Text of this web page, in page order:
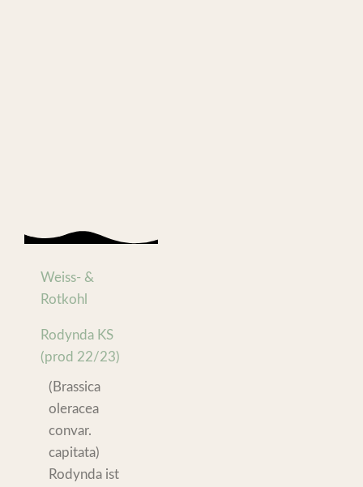
Weiss- &
Rotkohl
Rodynda KS
(prod 22/23)
(Brassica
oleracea
convar.
capitata)
Rodynda ist